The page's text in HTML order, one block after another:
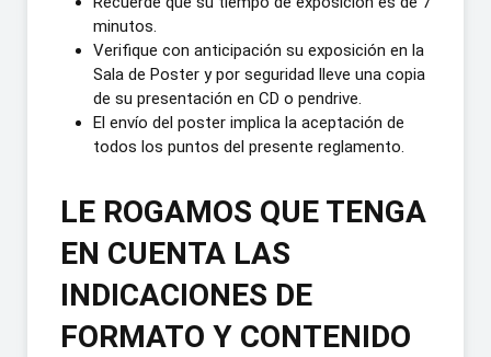
minutos.
Verifique con anticipación su exposición en la
Sala de Poster y por seguridad lleve una copia
de su presentación en CD o pendrive.
El envío del poster implica la aceptación de
todos los puntos del presente reglamento.
LE ROGAMOS QUE TENGA
EN CUENTA LAS
INDICACIONES DE
FORMATO Y CONTENIDO